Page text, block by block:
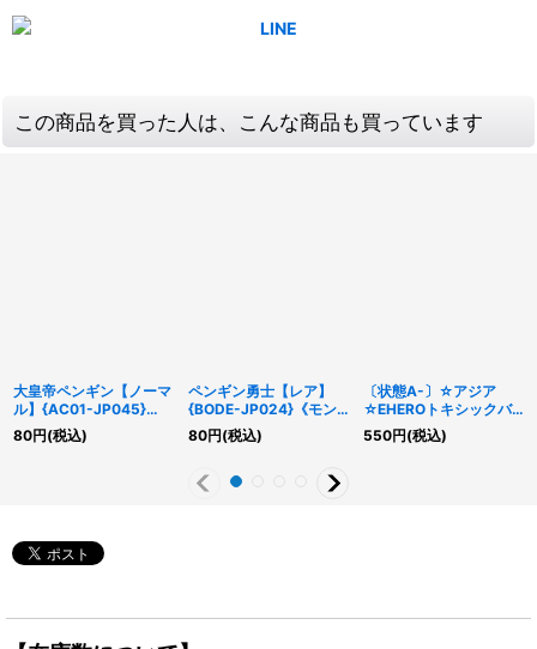
この商品を買った人は、こんな商品も買っています
大皇帝ペンギン【ノーマ
ル】{AC01-JP045}
《モンスター》
80円(税込)
ペンギン勇士【レア】
{BODE-JP024}《モン
スター》
80円(税込)
〔状態A-〕☆アジア
☆EHEROトキシックバ
ブル【クォーターセンチ
ュリーシークレット】
550円(税込)